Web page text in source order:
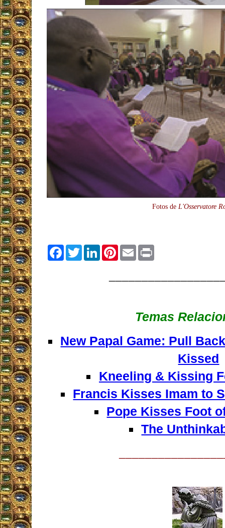
Fotos de L'Osservatore
FacebookTwitterLinkedInPinterestEmail
Temas
New Papal Game: Pull
Kissed
Kneeling & Kissing
Francis Kisses Imam to
Pope Kisses Foot
The